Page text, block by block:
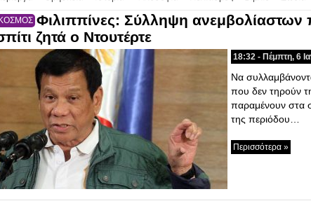
ΚΟΣΜΟΣ Φιλιππίνες: Σύλληψη ανεμβολίαστων
ζητά ο Ντουτέρτε
18:32 - Πέμπτη, 6
Να
που δεν τηρούν
παραμένουν στα
της περιόδου…
Περισσότερα »